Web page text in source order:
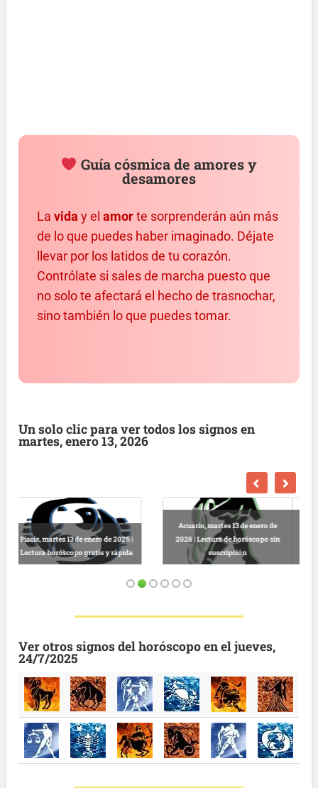
Guía cósmica de amores y
desamores
Lavida y elamor te sorprenderán aún más
de lo que puedes haber imaginado. Déjate
llevar por los latidos de tu corazón.
Contrólate si sales de marcha puesto que
no solo te afectará el hecho de trasnochar,
sino también lo que puedes tomar.
Un solo clic para ver todos los signos en
martes, enero 13, 2026
Capricornio, martes 13 de enero de
2026 | Lectura horóscopo
completo gratis
Sagitario, martes 13 de enero de
2026 | Horóscopo salud diario
gratis
Ver otros signos del horóscopo en el jueves,
24/7/2025